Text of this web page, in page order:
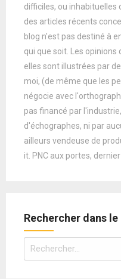
difficiles, ou inhabituelles
des articles récents
blog n'est pas destiné à
qui que soit. Les
elles sont illustrées par
moi, (de même que les
négocie avec
pas financé par
d'échographes, ni par
ailleurs vendeuse de
it. PNC aux portes, dernier
Rechercher dans le
Rechercher :